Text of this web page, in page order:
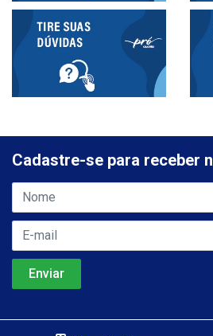
Cadastre-se para receber